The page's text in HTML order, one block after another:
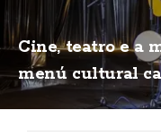
Cine, teatro e a
menú cultural